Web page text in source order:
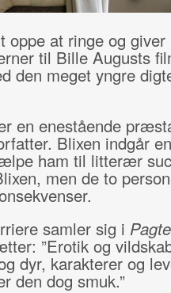
oppe at ringe og giver
til Bille Augusts
den meget yngre
en enestående
Blixen indgår
ham til litterær
men de to
samler sig i
”Erotik og
dyr, karakterer og
den dog smuk.”